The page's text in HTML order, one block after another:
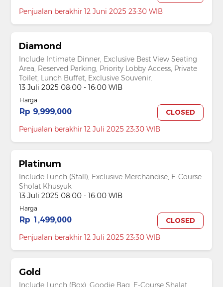
Penjualan berakhir 12 Juni 2025 23:30 WIB
Diamond
Include Intimate Dinner, Exclusive Best View Seating
Area, Reserved Parking, Priority Lobby Access, Private
Toilet, Lunch Buffet, Exclusive Souvenir.
13 Juli 2025 08:00 - 16:00 WIB
Harga
Rp 9,999,000
CLOSED
Penjualan berakhir 12 Juli 2025 23:30 WIB
Platinum
Include Lunch (Stall), Exclusive Merchandise, E-Course
Sholat Khusyuk
13 Juli 2025 08:00 - 16:00 WIB
Harga
Rp 1,499,000
CLOSED
Penjualan berakhir 12 Juli 2025 23:30 WIB
Gold
Include Lunch (Box), Goodie Bag, E-Course Shalat